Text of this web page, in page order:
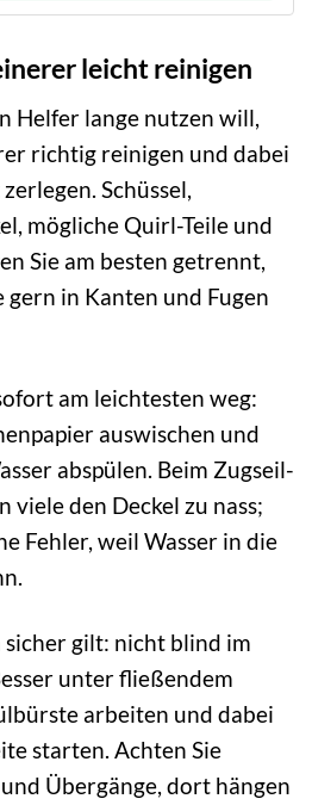
leicht reinigen
Helfer lange nutzen will,
richtig reinigen und dabei
Schüssel,
mögliche Quirl-Teile und
Sie am besten getrennt,
gern in Kanten und Fugen
am leichtesten weg:
auswischen und
abspülen. Beim Zugseil-
den Deckel zu nass;
Fehler, weil Wasser in die
gilt: nicht blind im
unter fließendem
arbeiten und dabei
starten. Achten Sie
Übergänge, dort hängen